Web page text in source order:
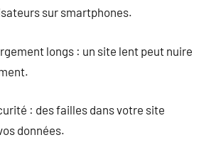
sur smartphones.
longs : un site lent peut nuire
: des failles dans votre site
données.